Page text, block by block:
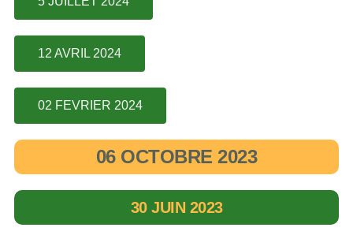
12 AVRIL 2024
02 FEVRIER 2024
06 OCTOBRE 2023
30 JUIN 2023